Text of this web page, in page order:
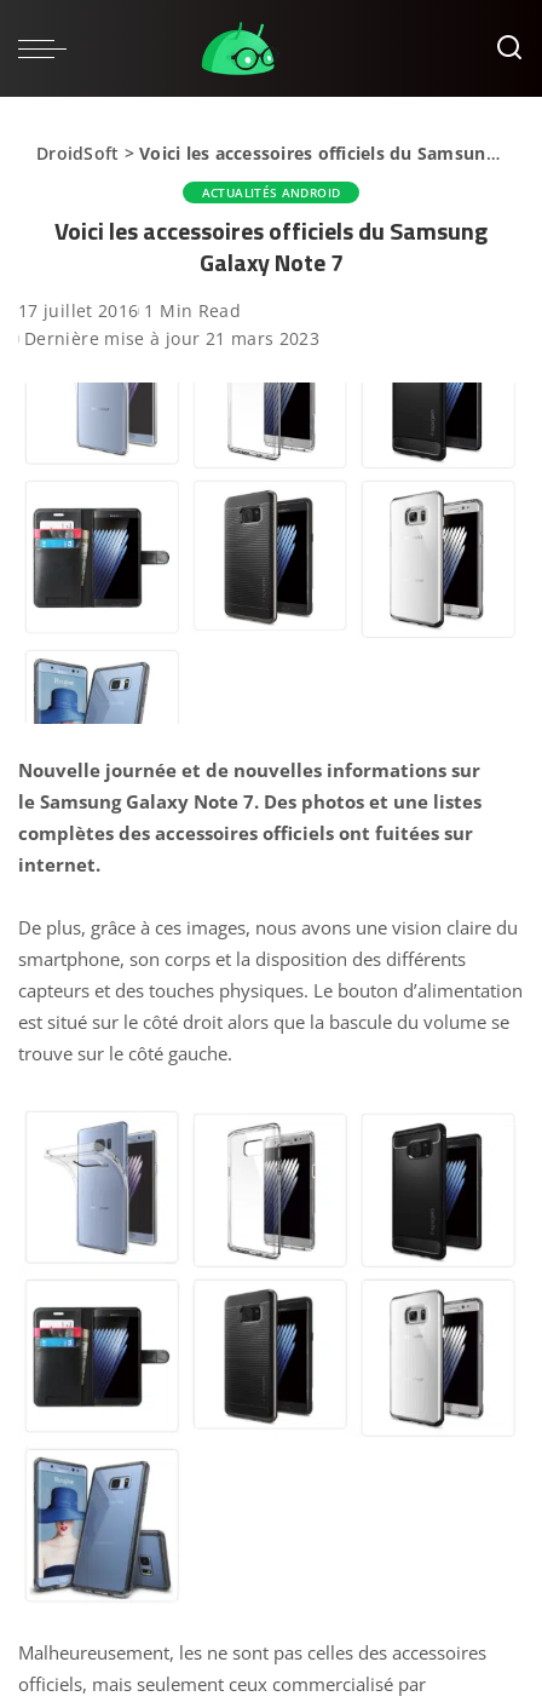
DroidSoft >Voici les accessoires officiels du Samsung Galaxy Note 7
ACTUALITÉS ANDROID
Voici les accessoires officiels du Samsung
Galaxy Note 7
17 juillet 2016 1 Min Read
Dernière mise à jour 21 mars 2023
Nouvelle journée et de nouvelles informations sur
le Samsung Galaxy Note 7. Des photos et une listes
complètes des accessoires officiels ont fuitées sur
internet.
De plus, grâce à ces images, nous avons une vision claire du
smartphone, son corps et la disposition des différents
capteurs et des touches physiques. Le bouton d’alimentation
est situé sur le côté droit alors que la bascule du volume se
trouve sur le côté gauche.
Malheureusement, les ne sont pas celles des accessoires
officiels, mais seulement ceux commercialisé par